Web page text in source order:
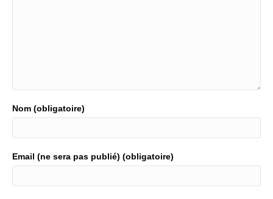
Nom (obligatoire)
Email (ne sera pas publié) (obligatoire)